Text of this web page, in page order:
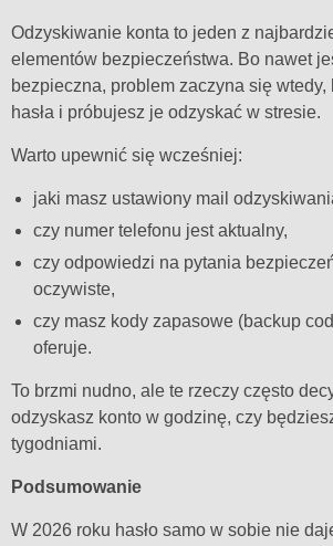
Odzyskiwanie konta to jeden z
elementów bezpieczeństwa. Bo nawet
bezpieczna, problem zaczyna się wtedy,
hasła i próbujesz je odzyskać w stresie.
Warto upewnić się wcześniej:
jaki masz ustawiony mail
czy numer telefonu jest aktualny,
czy odpowiedzi na pytania
oczywiste,
czy masz kody zapasowe (backup
oferuje.
To brzmi nudno, ale te rzeczy często
odzyskasz konto w godzinę, czy
tygodniami.
Podsumowanie
W 2026 roku hasło samo w sobie nie